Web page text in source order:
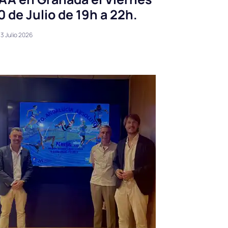
de Julio de 19h a 22h.
3 Julio 2026